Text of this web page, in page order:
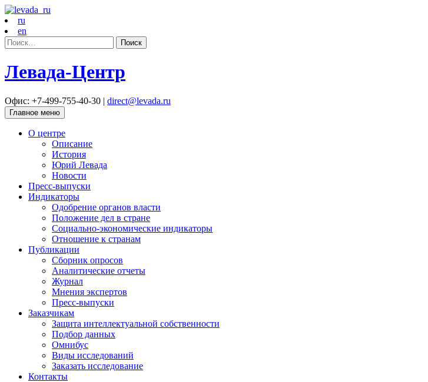
ru
en
Найти:
Левада-Центр
Офис: +7-499-755-40-30 | direct@levada.ru
Главное меню
О центре
Описание
История
Юрий Левада
Новости
Пресс-выпуски
Индикаторы
Одобрение органов власти
Положение дел в стране
Социально-экономические индикаторы
Отношение к странам
Публикации
Сборник опросов
Аналитические отчеты
Журнал
Мнения экспертов
Пресс-выпуски
Заказчикам
Защита интеллектуальной собственности
Подбор данных
Омнибус
Виды исследований
Заказать исследование
Контакты